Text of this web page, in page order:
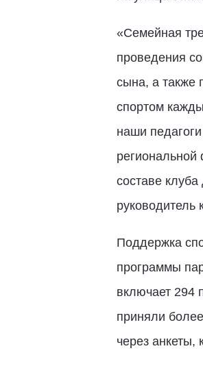
«Семейная
проведения
сына, а также
спортом
наши
составе
руководитель
Поддержка
программы
включает 294
приняли
через анкеты,